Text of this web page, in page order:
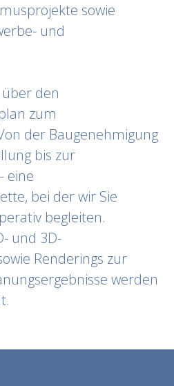
sowie
und
den
zum
der Baugenehmigung
bis zur
eine
bei der wir Sie
begleiten.
und 3D-
Renderings zur
werden